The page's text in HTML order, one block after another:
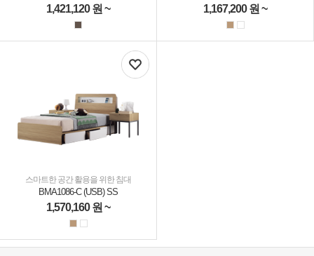
1,421,120원 ~ 1,167,200원 ~
스마트한 공간 활용을 위한 침대
BMA1086-C (USB) SS
1,570,160원 ~